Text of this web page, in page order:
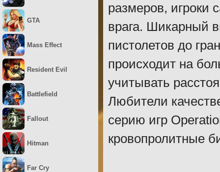
размеров, игроки
врага. Шикарный
пистолетов до
происходит на
учитывать
Любители
серию игр
кровопролитные
GTA
Mass Effect
Resident Evil
Battlefield
Fallout
Hitman
Far Cry